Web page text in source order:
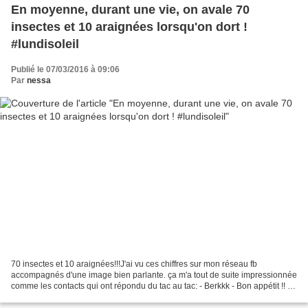
En moyenne, durant une vie, on avale 70
insectes et 10 araignées lorsqu'on dort !
#lundisoleil
Publié le 07/03/2016 à 09:06
Par nessa
70 insectes et 10 araignées!!!J'ai vu ces chiffres sur mon réseau fb
accompagnés d'une image bien parlante. ça m'a tout de suite impressionnée
comme les contacts qui ont répondu du tac au tac: - Berkkk - Bon appétit !! lol